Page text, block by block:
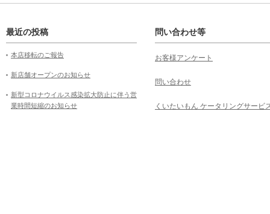
最近の投稿
本店移転のご報告
新店舗オープンのお知らせ
新型コロナウイルス感染拡大防止に伴う営
業時間短縮のお知らせ
問い合わせ等
お客様アンケート
問い合わせ
くいたいもん ケータリングサービ